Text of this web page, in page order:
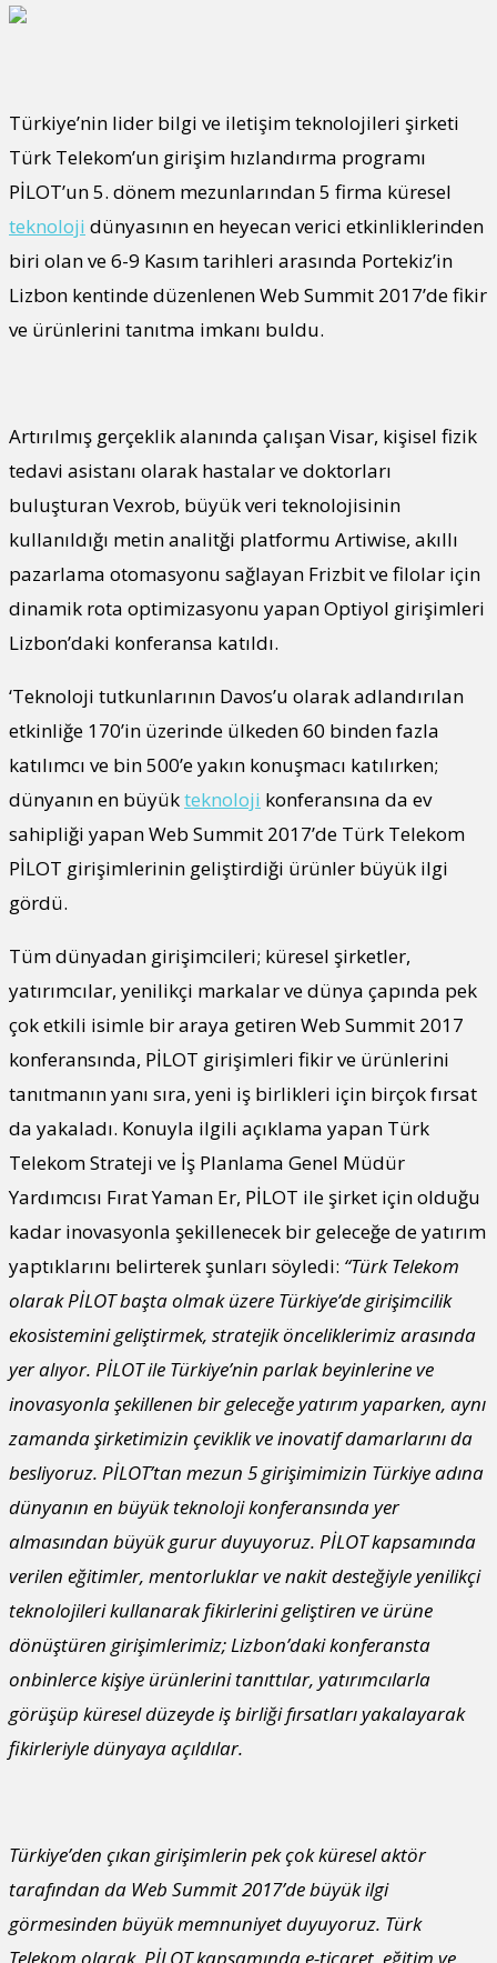
Türkiye’nin lider bilgi ve iletişim teknolojileri şirketi
Türk Telekom’un girişim hızlandırma programı
PİLOT’un 5. dönem mezunlarından 5 firma küresel
teknoloji dünyasının en heyecan verici etkinliklerinden
biri olan ve 6-9 Kasım tarihleri arasında Portekiz’in
Lizbon kentinde düzenlenen Web Summit 2017’de fikir
ve ürünlerini tanıtma imkanı buldu.
Artırılmış gerçeklik alanında çalışan Visar, kişisel fizik
tedavi asistanı olarak hastalar ve doktorları
buluşturan Vexrob, büyük veri teknolojisinin
kullanıldığı metin analitği platformu Artiwise, akıllı
pazarlama otomasyonu sağlayan Frizbit ve filolar için
dinamik rota optimizasyonu yapan Optiyol girişimleri
Lizbon’daki konferansa katıldı.
‘Teknoloji tutkunlarının Davos’u olarak adlandırılan
etkinliğe 170’in üzerinde ülkeden 60 binden fazla
katılımcı ve bin 500’e yakın konuşmacı katılırken;
dünyanın en büyükteknoloji konferansına da ev
sahipliği yapan Web Summit 2017’de Türk Telekom
PİLOT girişimlerinin geliştirdiği ürünler büyük ilgi
gördü.
Tüm dünyadan girişimcileri; küresel şirketler,
yatırımcılar, yenilikçi markalar ve dünya çapında pek
çok etkili isimle bir araya getiren Web Summit 2017
konferansında, PİLOT girişimleri fikir ve ürünlerini
tanıtmanın yanı sıra, yeni iş birlikleri için birçok fırsat
da yakaladı. Konuyla ilgili açıklama yapan Türk
Telekom Strateji ve İş Planlama Genel Müdür
Yardımcısı Fırat Yaman Er, PİLOT ile şirket için olduğu
kadar inovasyonla şekillenecek bir geleceğe de yatırım
yaptıklarını belirterek şunları söyledi: “Türk Telekom
olarak PİLOT başta olmak üzere Türkiye’de girişimcilik
ekosistemini geliştirmek, stratejik önceliklerimiz arasında
yer alıyor. PİLOT ile Türkiye’nin parlak beyinlerine ve
inovasyonla şekillenen bir geleceğe yatırım yaparken, aynı
zamanda şirketimizin çeviklik ve inovatif damarlarını da
besliyoruz. PİLOT’tan mezun 5 girişimimizin Türkiye adına
dünyanın en büyük teknoloji konferansında yer
almasından büyük gurur duyuyoruz. PİLOT kapsamında
verilen eğitimler, mentorluklar ve nakit desteğiyle yenilikçi
teknolojileri kullanarak fikirlerini geliştiren ve ürüne
dönüştüren girişimlerimiz; Lizbon’daki konferansta
onbinlerce kişiye ürünlerini tanıttılar, yatırımcılarla
görüşüp küresel düzeyde iş birliği fırsatları yakalayarak
fikirleriyle dünyaya açıldılar.
Türkiye’den çıkan girişimlerin pek çok küresel aktör
tarafından da Web Summit 2017’de büyük ilgi
görmesinden büyük memnuniyet duyuyoruz. Türk